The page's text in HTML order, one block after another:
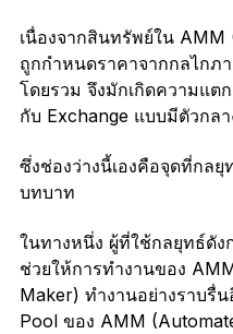
เนื่องจากสินทรัพย์ใน
ถูกกำหนดราคาจากกลไกภ
โดยรวม จึงมักเกิดความแต
กับ Exchange แบบมีตัวกลา
ซึ่งช่องว่างนี้เองคือจุดที่กล
บทบาท
ในทางหนึ่ง ผู้ที่ใช้กลยุทธ์ดั
ช่วยให้การทำงานของ
Maker) ทำงานอย่างราบรื่
Pool ของ AMM